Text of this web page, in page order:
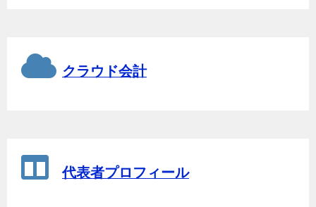
クラウド会計
代表者プロフィール